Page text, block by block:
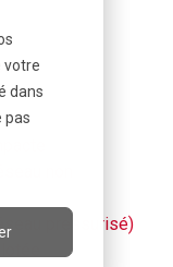
votre
dans
pas
non
pressurisé)